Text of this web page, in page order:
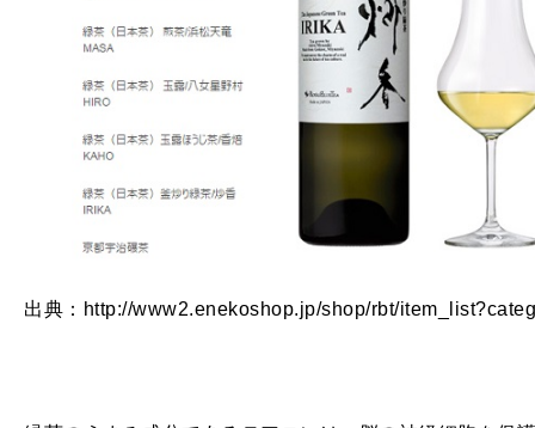
出典：http://www2.enekoshop.jp/shop/rbt/